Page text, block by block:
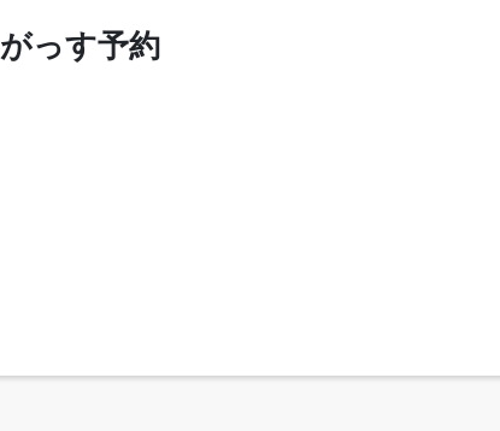
っす予約